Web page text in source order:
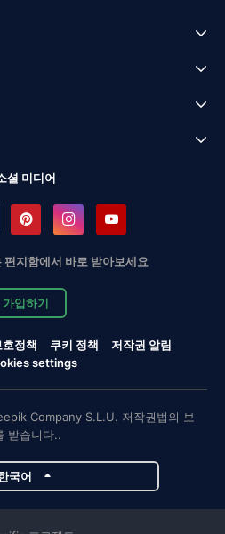
셜 미디어
편지함에서 바로 받아보세요
가입하기
정책 쿠키 정책
저작권 알림
settings
Company S.L.U. 저작권법의 보
받습니다..
국어